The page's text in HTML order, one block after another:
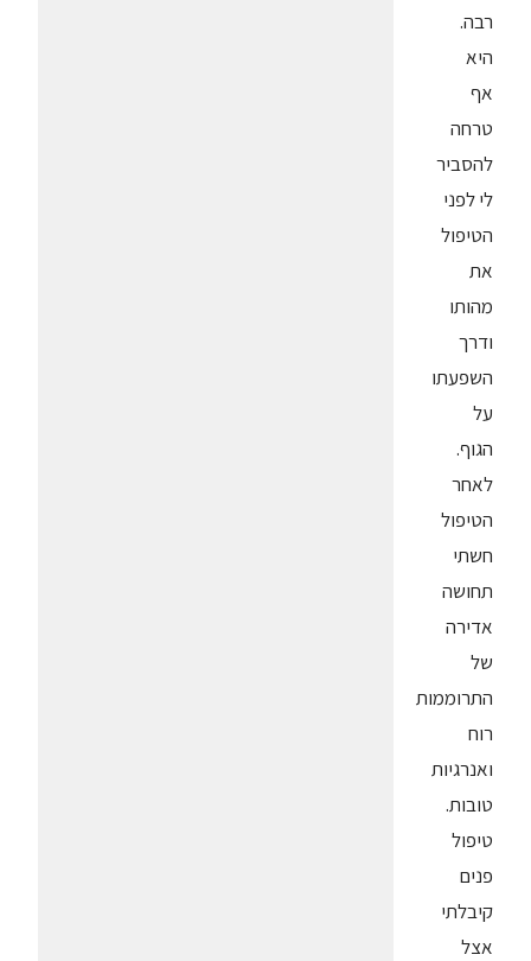
רבה.
היא
אף
טרחה
להסביר
לי לפני
הטיפול
את
מהותו
ודרך
השפעתו
על
הגוף.
לאחר
הטיפול
חשתי
תחושה
אדירה
של
התרוממות
רוח
ואנרגיות
טובות.
טיפול
פנים
קיבלתי
אצל